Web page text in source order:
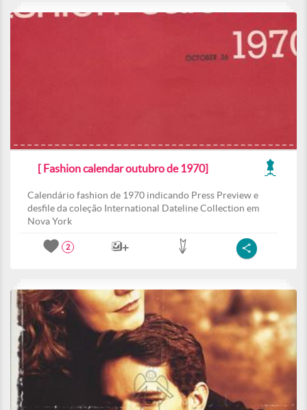
[ Fashion calendar outubro de 1970]
Calendário fashion de 1970 indicando Press Preview e
desfile da coleção International Dateline Collection em
Nova York
2